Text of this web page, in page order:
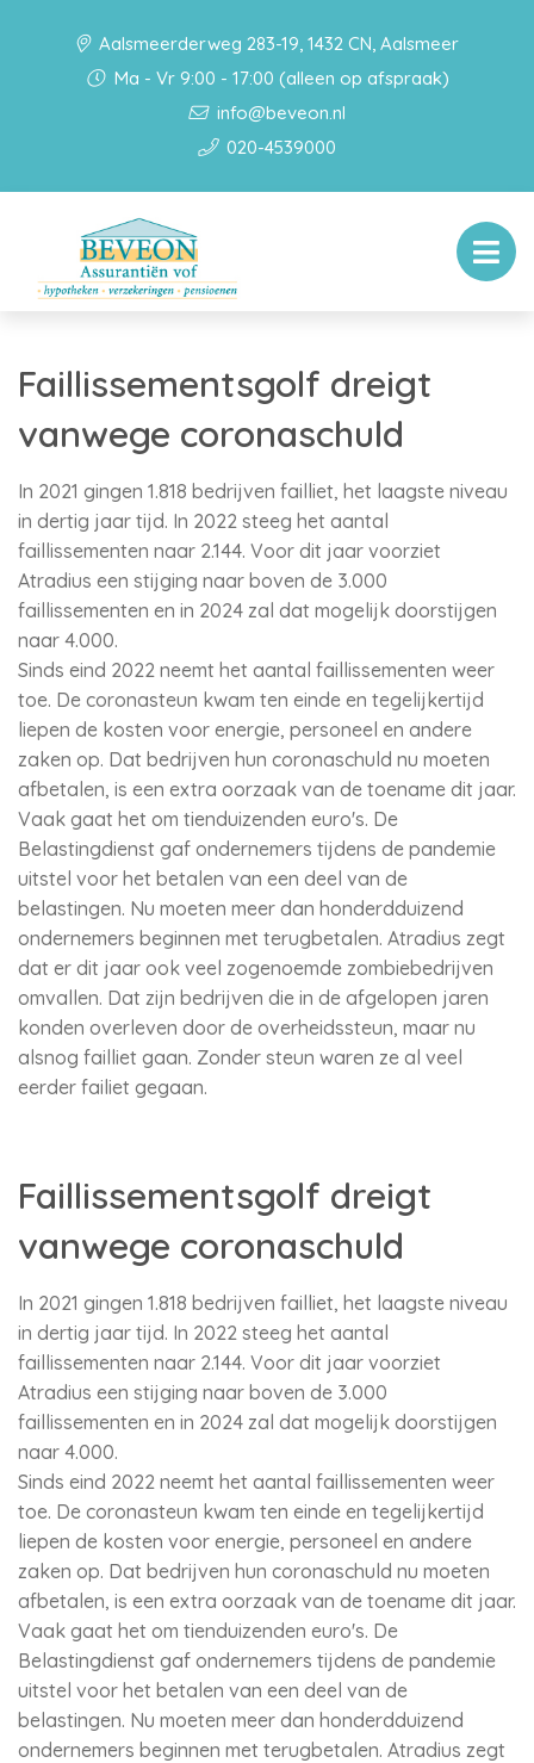
Aalsmeerderweg 283-19, 1432 CN, Aalsmeer
Ma - Vr 9:00 - 17:00 (alleen op afspraak)
info@beveon.nl
020-4539000
Faillissementsgolf dreigt
vanwege coronaschuld
In 2021 gingen 1.818 bedrijven failliet, het laagste niveau
in dertig jaar tijd. In 2022 steeg het aantal
faillissementen naar 2.144. Voor dit jaar voorziet
Atradius een stijging naar boven de 3.000
faillissementen en in 2024 zal dat mogelijk doorstijgen
naar 4.000.
Sinds eind 2022 neemt het aantal faillissementen weer
toe. De coronasteun kwam ten einde en tegelijkertijd
liepen de kosten voor energie, personeel en andere
zaken op. Dat bedrijven hun coronaschuld nu moeten
afbetalen, is een extra oorzaak van de toename dit jaar.
Vaak gaat het om tienduizenden euro's. De
Belastingdienst gaf ondernemers tijdens de pandemie
uitstel voor het betalen van een deel van de
belastingen. Nu moeten meer dan honderdduizend
ondernemers beginnen met terugbetalen. Atradius zegt
dat er dit jaar ook veel zogenoemde zombiebedrijven
omvallen. Dat zijn bedrijven die in de afgelopen jaren
konden overleven door de overheidssteun, maar nu
alsnog failliet gaan. Zonder steun waren ze al veel
eerder failiet gegaan.
Faillissementsgolf dreigt
vanwege coronaschuld
In 2021 gingen 1.818 bedrijven failliet, het laagste niveau
in dertig jaar tijd. In 2022 steeg het aantal
faillissementen naar 2.144. Voor dit jaar voorziet
Atradius een stijging naar boven de 3.000
faillissementen en in 2024 zal dat mogelijk doorstijgen
naar 4.000.
Sinds eind 2022 neemt het aantal faillissementen weer
toe. De coronasteun kwam ten einde en tegelijkertijd
liepen de kosten voor energie, personeel en andere
zaken op. Dat bedrijven hun coronaschuld nu moeten
afbetalen, is een extra oorzaak van de toename dit jaar.
Vaak gaat het om tienduizenden euro's. De
Belastingdienst gaf ondernemers tijdens de pandemie
uitstel voor het betalen van een deel van de
belastingen. Nu moeten meer dan honderdduizend
ondernemers beginnen met terugbetalen. Atradius zegt